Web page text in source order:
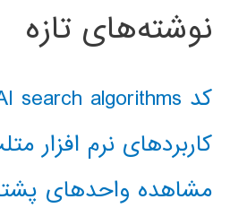
نوشته‌های تازه
کد classical AI search algorithms
کاربردهای نرم افزار
مشاهده واحدهای